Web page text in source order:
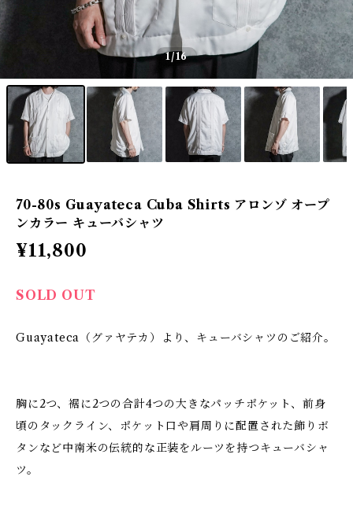
1/16
70-80s Guayateca Cuba Shirts アロンゾ オープ
ンカラー キューバシャツ
¥11,800
SOLD OUT
Guayateca（グァヤテカ）より、キューバシャツのご紹介。
胸に2つ、裾に2つの合計4つの大きなパッチポケット、前身
頃のタックライン、ポケット口や肩周りに配置された飾りボ
タンなど中南米の伝統的な正装をルーツを持つキューバシャ
ツ。